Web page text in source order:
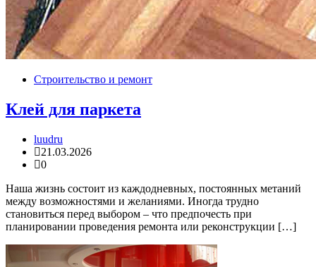
Строительство и ремонт
Клей для паркета
luudru
21.03.2026
0
Наша жизнь состоит из каждодневных, постоянных метаний
между возможностями и желаниями. Иногда трудно
становиться перед выбором – что предпочесть при
планировании проведения ремонта или реконструкции […]